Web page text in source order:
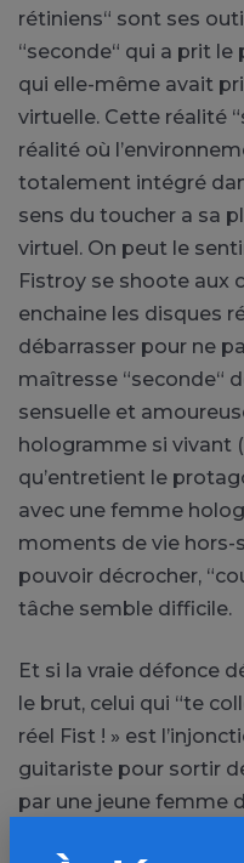
rétiniens“ sont ses
“seconde“ qui a prit
qui elle-même avait
virtuelle. Cette réalité
réalité où
totalement intégré
sens du toucher a sa
virtuel. On peut le
Fistroy se shoote aux
enchaine les disques
débarrasser pour ne
maîtresse “seconde“
sensuelle et
hologramme si vivant
qu’entretient le
avec une femme
moments de vie hors-
pouvoir décrocher,
tâche semble difficile.
Et si la vraie défonce
le brut, celui qui “te
réel Fist ! » est
guitariste pour sortir
par une jeune femme